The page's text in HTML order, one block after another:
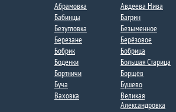
Абрамовка Авдеева Нива
Бабинцы
Багрин
Безугловка
Безыменное
Березане
Берёзовое
Бобрик
Бобрица​​
Боденки​
Большая Старица
Бортничи
Борщёв
Буча
Бушево
Ваховка​​
Великая
Александровка​